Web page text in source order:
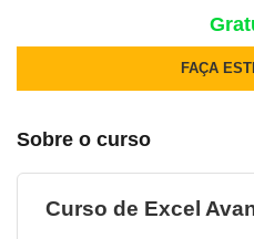
FAÇA
Sobre o curso
Curso de Excel